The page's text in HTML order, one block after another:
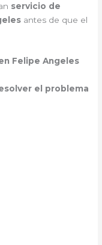
servicio de
antes de que el
Felipe Angeles
el problema